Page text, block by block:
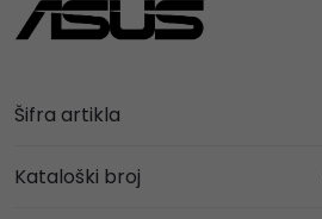
Šifra artikla
Kataloški broj